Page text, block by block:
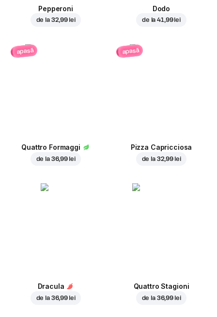
Pepperoni
de la 32,99 lei
Dodo
de la41,99 lei
apasă
Quattro Formaggi
de la 36,99 lei
apasă
Pizza Capricciosa
de la 32,99 lei
Dracula
de la 36,99 lei
Quattro Stagioni
de la 36,99 lei